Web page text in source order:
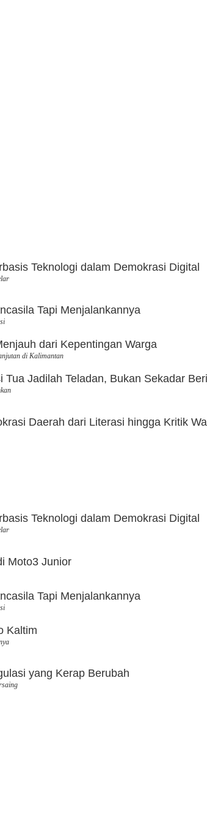
Teknologi dalam Demokrasi Digital
Tapi Menjalankannya
dari Kepentingan Warga
di Kalimantan
Jadilah Teladan, Bukan Sekadar
Daerah dari Literasi hingga Kritik
Teknologi dalam Demokrasi Digital
Moto3 Junior
Tapi Menjalankannya
Kaltim
yang Kerap Berubah